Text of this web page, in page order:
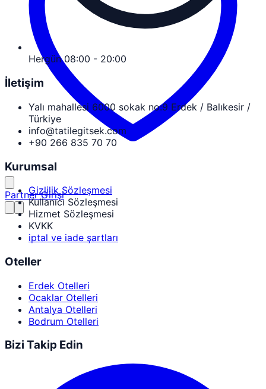
Partner Girişi
Hergün 08:00 - 20:00
İletişim
Yalı mahallesi 6000 sokak no:9 Erdek / Balıkesir /
Türkiye
info@tatilegitsek.com
+90 266 835 70 70
Kurumsal
Gizlilik Sözleşmesi
Kullanıcı Sözleşmesi
Hizmet Sözleşmesi
KVKK
iptal ve iade şartları
Oteller
Erdek Otelleri
Ocaklar Otelleri
Antalya Otelleri
Bodrum Otelleri
Bizi Takip Edin